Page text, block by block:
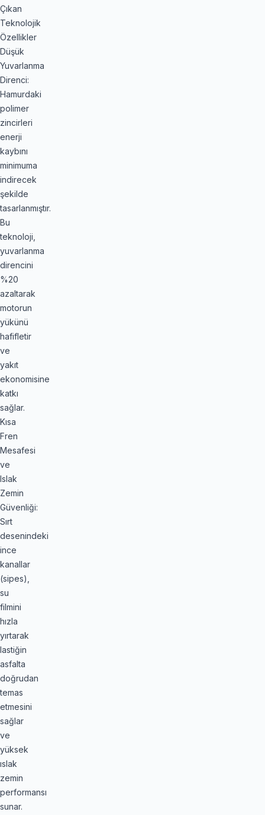
Çıkan
Teknolojik
Özellikler
Düşük
Yuvarlanma
Direnci:
Hamurdaki
polimer
zincirleri
enerji
kaybını
minimuma
indirecek
şekilde
tasarlanmıştır.
Bu
teknoloji,
yuvarlanma
direncini
%20
azaltarak
motorun
yükünü
hafifletir
ve
yakıt
ekonomisine
katkı
sağlar.
Kısa
Fren
Mesafesi
ve
Islak
Zemin
Güvenliği:
Sırt
desenindeki
ince
kanallar
(sipes),
su
filmini
hızla
yırtarak
lastiğin
asfalta
doğrudan
temas
etmesini
sağlar
ve
yüksek
ıslak
zemin
performansı
sunar.